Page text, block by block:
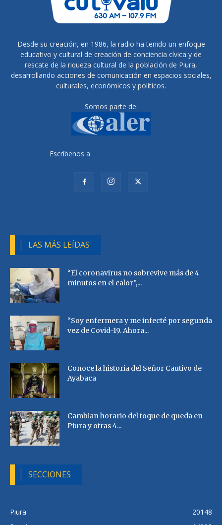
Desde su creación, en 1986, la radio ha tenido un enfoque
educativo y cultural de creación de conciencia cívica y de
rescate de la riqueza cultural de la población de Piura,
desarrollando acciones de comunicación en espacios sociales,
culturales, económicos y políticos.
Somos parte de:
Escríbenos a
LAS MÁS LEÍDAS
“El coronavirus no sobrevive más de 4
minutos en el calor”,...
“Soy enfermera y me infecté por segunda
vez de Covid-19. Ahora...
Conoce la historia del Señor Cautivo de
Ayabaca
Cambian horario del toque de queda en
Piura y otras 4...
SECCIONES
Piura
20148